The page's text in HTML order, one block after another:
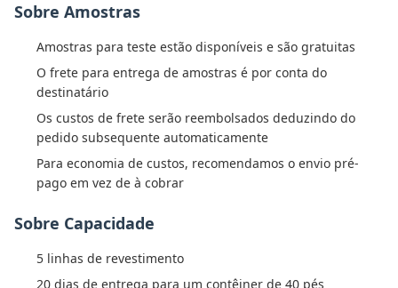
Sobre Amostras
Amostras para teste estão disponíveis e são gratuitas
O frete para entrega de amostras é por conta do
destinatário
Os custos de frete serão reembolsados deduzindo do
pedido subsequente automaticamente
Para economia de custos, recomendamos o envio pré-
pago em vez de à cobrar
Sobre Capacidade
5 linhas de revestimento
20 dias de entrega para um contêiner de 40 pés